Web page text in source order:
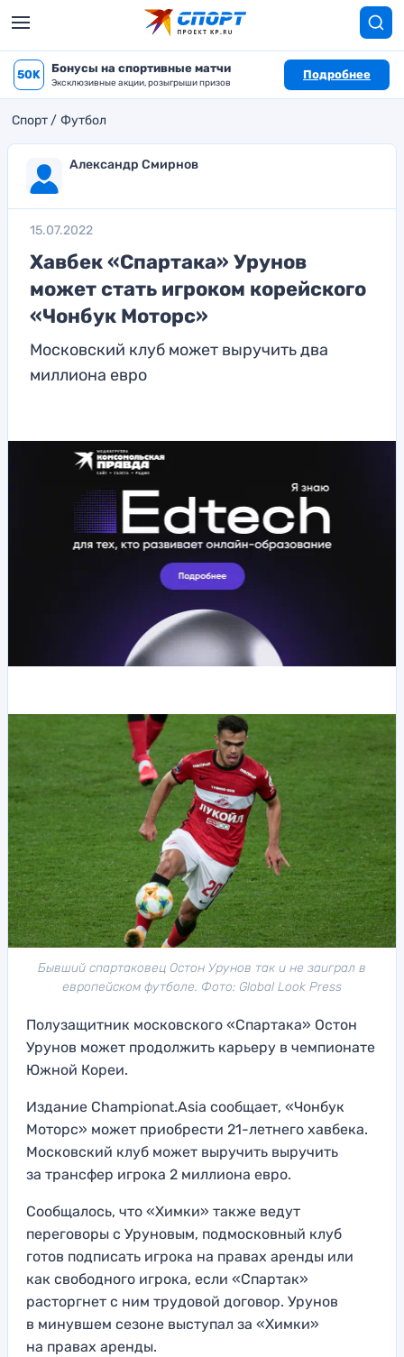
50K Бонусы на спортивные матчи
Эксклюзивные акции, розыгрыши призов
Подробнее
Спорт Футбол
Александр Смирнов
15.07.2022
Хавбек «Спартака» Урунов
может стать игроком корейского
«Чонбук Моторс»
Московский клуб может выручить два
миллиона евро
Бывший спартаковец Остон Урунов так и не заиграл в
европейском футболе. Фото: Global Look Press
Полузащитник московского «Спартака» Остон
Урунов может продолжить карьеру в чемпионате
Южной Кореи.
Издание Championat.Asia сообщает, «Чонбук
Моторс» может приобрести 21-летнего хавбека.
Московский клуб может выручить выручить
за трансфер игрока 2 миллиона евро.
Сообщалось, что «Химки» также ведут
переговоры с Уруновым, подмосковный клуб
готов подписать игрока на правах аренды или
как свободного игрока, если «Спартак»
расторгнет с ним трудовой договор. Урунов
в минувшем сезоне выступал за «Химки»
на правах аренды.